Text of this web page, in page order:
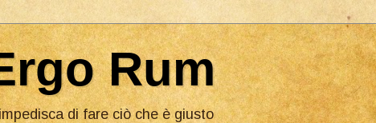
Rum
di fare ciò che è giusto